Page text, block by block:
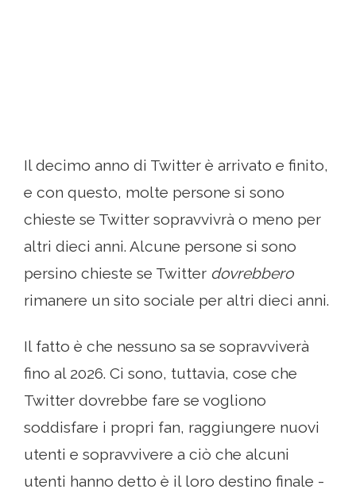
Il decimo anno di Twitter è arrivato e finito,
e con questo, molte persone si sono
chieste se Twitter sopravvivrà o meno per
altri dieci anni. Alcune persone si sono
persino chieste se Twitter dovrebbero
rimanere un sito sociale per altri dieci anni.
Il fatto è che nessuno sa se sopravviverà
fino al 2026. Ci sono, tuttavia, cose che
Twitter dovrebbe fare se vogliono
soddisfare i propri fan, raggiungere nuovi
utenti e sopravvivere a ciò che alcuni
utenti hanno detto è il loro destino finale -